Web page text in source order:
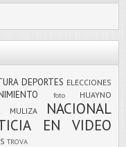
DEPORTES ELECCIONES
foto HUAYNO
MULIZA
NACIONAL
EN VIDEO
TROVA